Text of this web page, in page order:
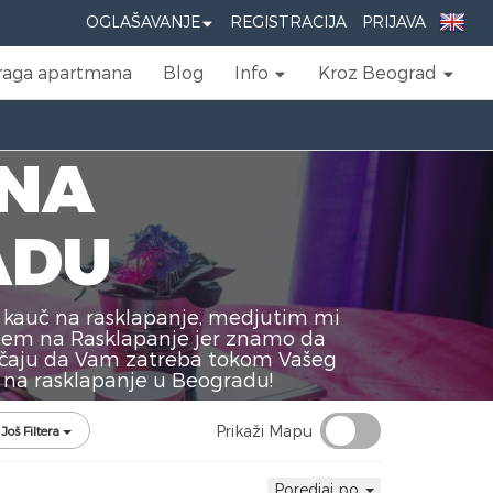
OGLAŠAVANJE REGISTRACIJA PRIJAVA
apartmana Blog Info Kroz Beograd
na rasklapanje, medjutim mi
na Rasklapanje jer znamo da
da Vam zatreba tokom Vašeg
rasklapanje u Beogradu!
Još Filtera Prikaži Mapu
Poredjaj po